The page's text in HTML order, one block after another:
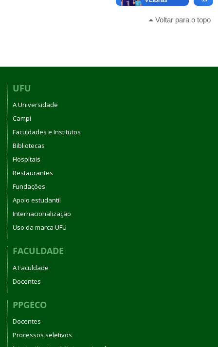
Voltar para o topo
UFU
A Universidade
Campi
Faculdades e Institutos
Bibliotecas
Hospitais
Restaurantes
Fundações
Apoio estudantil
Internacionalização
Uso da marca UFU
FACULDADE
A Faculdade
Docentes
PPGECO
Docentes
Processos seletivos